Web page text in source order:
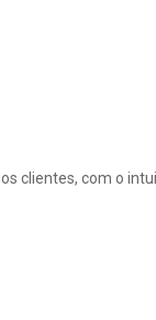
clientes, com o